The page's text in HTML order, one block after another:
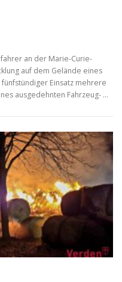
an der Marie-Curie-
auf dem Gelände eines
Einsatz mehrere
ausgedehnten Fahrzeug- …